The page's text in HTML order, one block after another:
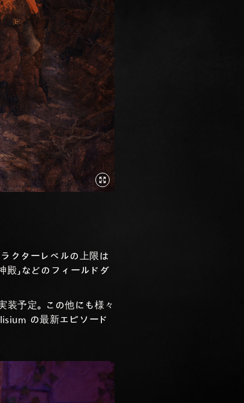
クターレベルの上限は
」などのフィールドダ
装予定。この他にも様々
の最新エピソード